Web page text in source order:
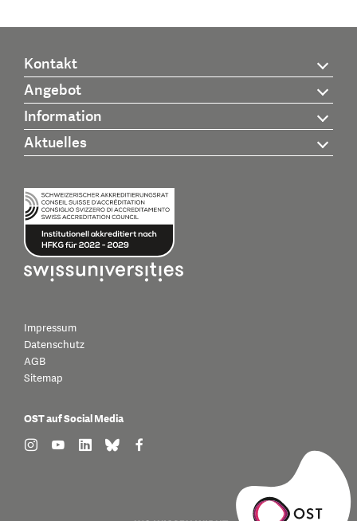
Kontakt
Angebot
Information
Aktuelles
Impressum
Datenschutz
AGB
Sitemap
OST auf Social Media
find us on: instagram
find us on: youtube
find us on: linkedin
find us on: bluesky
find us on: facebook